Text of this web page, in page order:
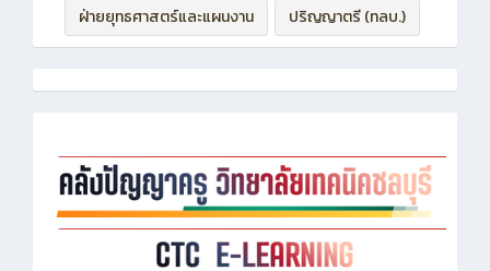
ฝ่ายกิจการนักเรียนนักศึกษา
ฝ่ายยุทธศาสตร์และแผนงาน
ปริญญาตรี (ทลบ.)